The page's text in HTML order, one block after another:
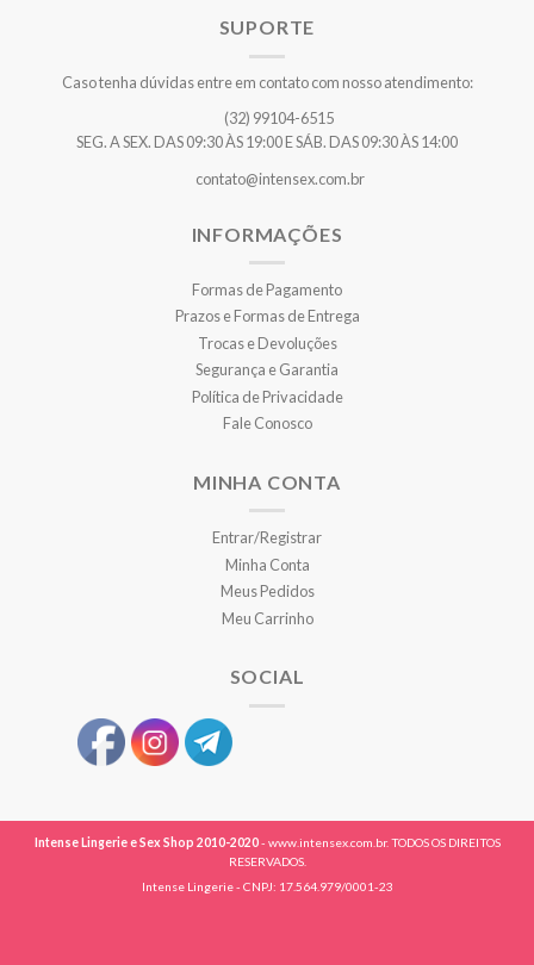
SUPORTE
Caso tenha dúvidas entre em contato com nosso atendimento:
(32) 99104-6515
SEG. A SEX. DAS 09:30 ÀS 19:00 E SÁB. DAS 09:30 ÀS 14:00
contato@intensex.com.br
INFORMAÇÕES
Formas de Pagamento
Prazos e Formas de Entrega
Trocas e Devoluções
Segurança e Garantia
Política de Privacidade
Fale Conosco
MINHA CONTA
Entrar/Registrar
Minha Conta
Meus Pedidos
Meu Carrinho
SOCIAL
Intense Lingerie e Sex Shop 2010-2020- www.intensex.com.br. TODOS OS DIREITOS
RESERVADOS.
Intense Lingerie - CNPJ: 17.564.979/0001-23